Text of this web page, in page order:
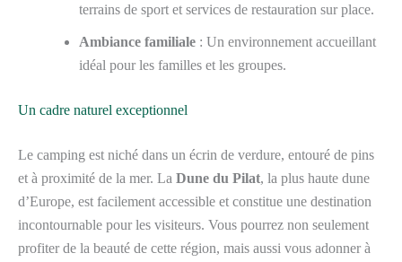
terrains de sport et services de restauration sur place.
Ambiance familiale : Un environnement accueillant
idéal pour les familles et les groupes.
Un cadre naturel exceptionnel
Le camping est niché dans un écrin de verdure, entouré de pins
et à proximité de la mer. La Dune du Pilat, la plus haute dune
d’Europe, est facilement accessible et constitue une destination
incontournable pour les visiteurs. Vous pourrez non seulement
profiter de la beauté de cette région, mais aussi vous adonner à